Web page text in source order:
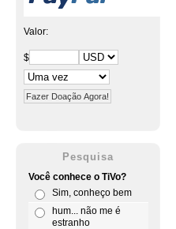
Valor:
$
Pesquisa
Você conhece o TiVo?
Sim, conheço bem
hum... não me é
estranho